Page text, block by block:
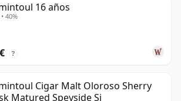
16 años
40%
?
Cigar Malt Oloroso Sherry
Matured Speyside Si